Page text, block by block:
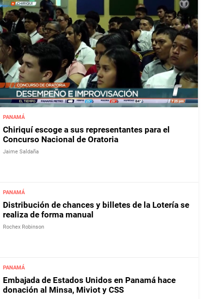
PANAMÁ
Chiriquí escoge a sus representantes para el
Concurso Nacional de Oratoria
Jaime Saldaña
PANAMÁ
Distribución de chances y billetes de la Lotería se
realiza de forma manual
Rochex Robinson
PANAMÁ
Embajada de Estados Unidos en Panamá hace
donación al Minsa, Miviot y CSS